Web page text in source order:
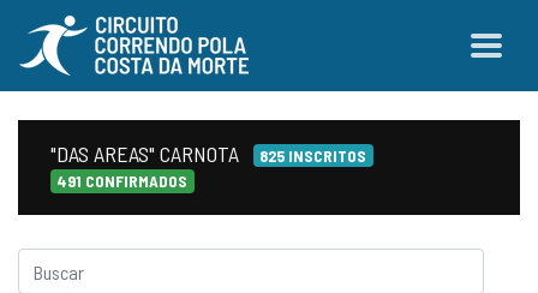
"DAS AREAS" CARNOTA
825 INSCRITOS
491 CONFIRMADOS